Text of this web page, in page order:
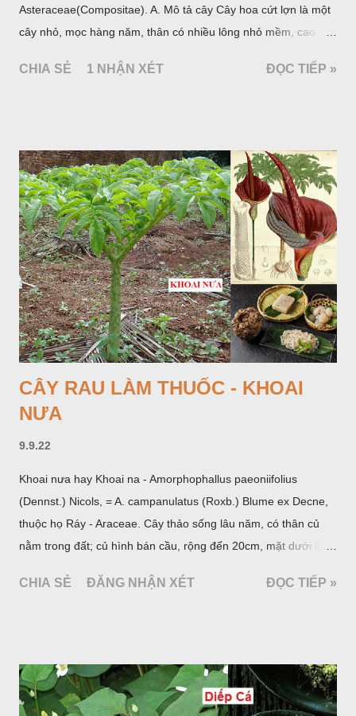
Asteraceae(Compositae). A. Mô tả cây Cây hoa cứt lợn là một
cây nhỏ, mọc hàng năm, thân có nhiều lông nhỏ mềm, cao
đối hình trứng hay 3 cạnh, dài 2-6cm, rộng 1-3cm, mép có
CHIA SẺ 1 NHẬN XÉT ĐỌC TIẾP »
CÂY RAU LÀM THUỐC - KHOAI
NƯA
9.9.22
Khoai nưa hay Khoai na - Amorphophallus paeoniifolius
(Dennst.) Nicols, = A. campanulatus (Roxb.) Blume ex Decne,
thuộc họ Ráy - Araceae. Cây thảo sống lâu năm, có thân củ
nằm trong đất; củ hình bán cầu, rộng đến 20cm, mặt dưới lồi
quanh có 3-5 mấu lồi; vỏ củ màu nâu, thịt trắng vàng và cứng.
một mo to màu đỏ xanh có đốm trắng, mặt trong màu đỏ thẫm,
bao lấy một bong mo là một trục mang phần hoa cái ở dưới,
CHIA SẺ ĐĂNG NHẬN XÉT ĐỌC TIẾP »